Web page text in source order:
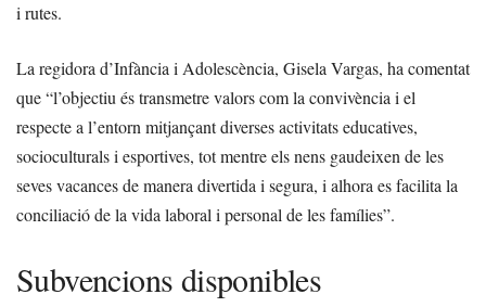
i rutes.
La regidora d’Infància i Adolescència, Gisela Vargas, ha comentat
que “l’objectiu és transmetre valors com la convivència i el
respecte a l’entorn mitjançant diverses activitats educatives,
socioculturals i esportives, tot mentre els nens gaudeixen de les
seves vacances de manera divertida i segura, i alhora es facilita la
conciliació de la vida laboral i personal de les famílies”.
Subvencions disponibles